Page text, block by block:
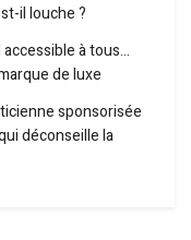
il louche ?
à tous…
de luxe
sponsorisée
déconseille la